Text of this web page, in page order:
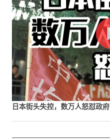
日本街头失控，数万人怒怼政府